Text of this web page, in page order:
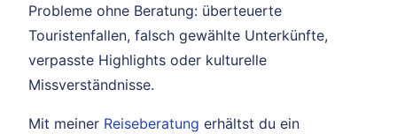
Probleme ohne Beratung: überteuerte
Touristenfallen, falsch gewählte Unterkünfte,
verpasste Highlights oder kulturelle
Missverständnisse.
Mit meiner Reiseberatung erhältst du ein